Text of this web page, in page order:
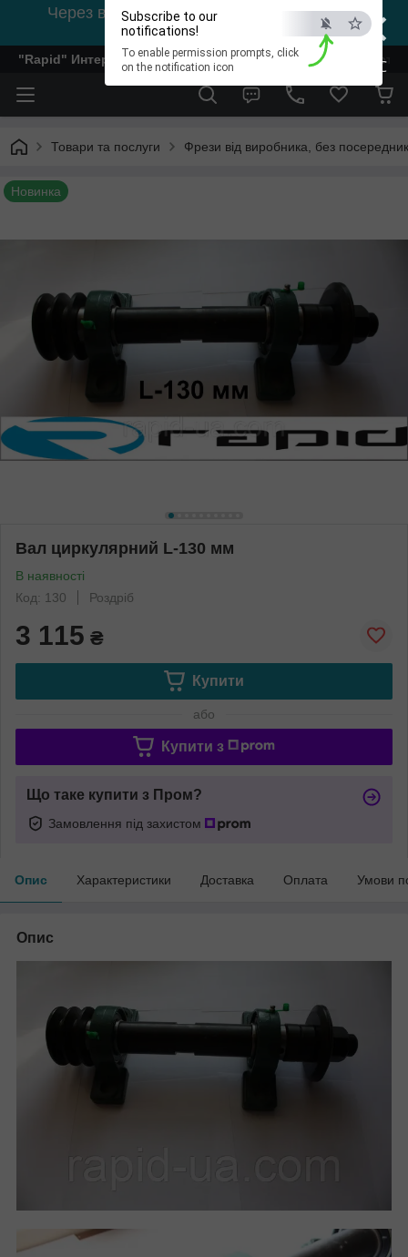
×
ESC
Subscribe to our
notifications!
To enable permission prompts, click
on the notification icon
Через відсутність світла, зв'язок на viber
0978002056
"Rapid" Интернет-магазин деревообрабатывающего
Товари та послуги Фрези від виробника, без
Новинка
Вал циркулярний L-130 мм
В наявності
Код: 130
Роздріб
3 115 ₴
Купити
або
Купити з
Що таке купити з Пром?
Замовлення під захистом
Опис Характеристики Доставка Оплата Умови
Опис